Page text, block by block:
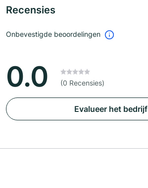
Recensies
Onbevestigde beoordelingen
0.0 (0 Recensies)
Evalueer het bedrijf